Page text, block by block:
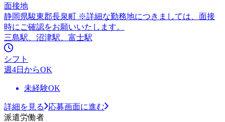
面接地
静岡県駿東郡長泉町 ※詳細な勤務地につきましては、面接
時にご確認をお願いいたします。
三島駅、沼津駅、富士駅
シフト
週4日からOK
未経験OK
詳細を見る
応募画面に進む
派遣労働者